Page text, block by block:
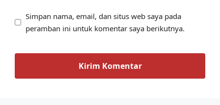
Simpan nama, email, dan situs web saya pada
peramban ini untuk komentar saya berikutnya.